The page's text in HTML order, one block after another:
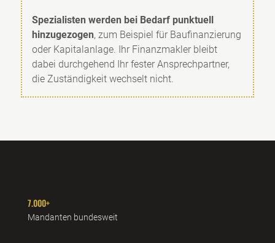
Spezialisten werden bei Bedarf punktuell
hinzugezogen, zum Beispiel für Baufinanzierung
oder Kapitalanlage. Ihr Finanzmakler bleibt
dabei durchgehend Ihr fester Ansprechpartner,
die Zuständigkeit wechselt nicht.
7.000+
Mandanten bundesweit